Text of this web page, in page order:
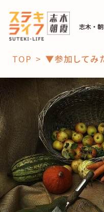
志木・
「コト」
子育て
おすすめ
スポット
「場」
TOP ▼参加してみ